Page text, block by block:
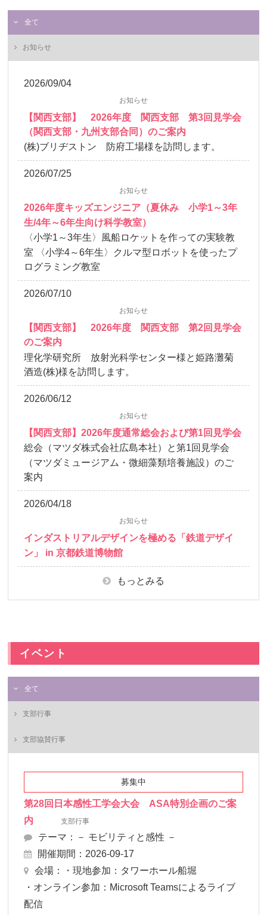
全て
お知らせ
2026/09/04
お知らせ
【関西支部】 2026年度 関西支部 第3回見学会
（関西支部・九州支部合同）のご案内
(株)ブリヂストン 防府工場様を訪問します。
2026/07/25
お知らせ
2026年度キッズエンジニア（夏休み 小学1～3年
生/4年～6年生向け科学教室）
〈小学1～3年生〉風船ロケットを作っての実験教
室 〈小学4～6年生〉クルマ型ロボットを使ったプ
ログラミング教室
2026/07/10
お知らせ
【関西支部】 2026年度 関西支部 第2回見学会
のご案内
理化学研究所 放射光科学センター様と姫路灘菊
酒造(株)様を訪問します。
2026/06/12
お知らせ
【関西支部】2026年度通常総会および第1回見学会
総会（マツダ株式会社広島本社）と第1回見学会
（マツダミュージアム・微細藻類培養施設）のご
案内
2026/04/18
お知らせ
インダストリアルデザインを極める「鉄道デザイ
ン」 in 京都鉄道博物館
もっとみる
イベント
全て
支部行事
支部協賛行事
募集中
第28回日本感性工学会大会 ASA特別企画のご案
内
支部行事
テーマ：－ モビリティと感性 －
開催期間：2026-09-17
会場：・現地参加：タワーホール船堀
・オンライン参加：Microsoft Teamsによるライブ
配信